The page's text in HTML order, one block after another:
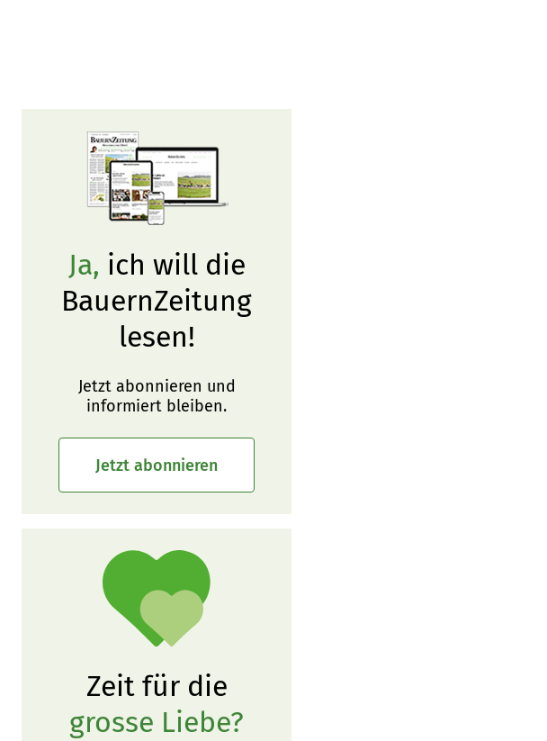
Ja, ich will die
BauernZeitung
lesen!
Jetzt abonnieren und
informiert bleiben.
Jetzt abonnieren
Zeit für die
grosse Liebe?